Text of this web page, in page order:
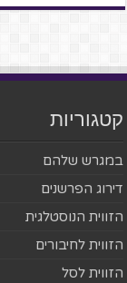
קטגוריות
במגרש שלהם
דירוג הפרשנים
הזווית הנוסטלגית
הזווית לחיבורים
הזווית לסל